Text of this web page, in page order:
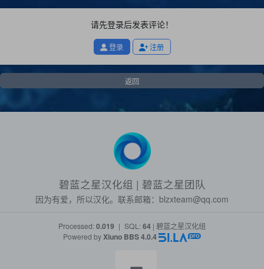
请先登录后发表评论！
登录 注册
返回
碧蓝之星汉化组 | 碧蓝之星团队
因为有爱，所以汉化。联系邮箱： blzxteam@qq.com
Processed:0.019 | SQL:64 | 碧蓝之星汉化组
Powered byXiuno BBS4.0.4